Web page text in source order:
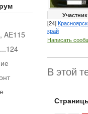
Участник
[24]
край
Написать
В этой
AE115